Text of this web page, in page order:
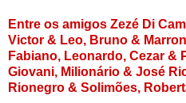
Entre os amigos Zezé Di
Victor & Leo, Bruno &
Fabiano, Leonardo, Cezar &
Giovani, Milionário & José
Rionegro & Solimões,